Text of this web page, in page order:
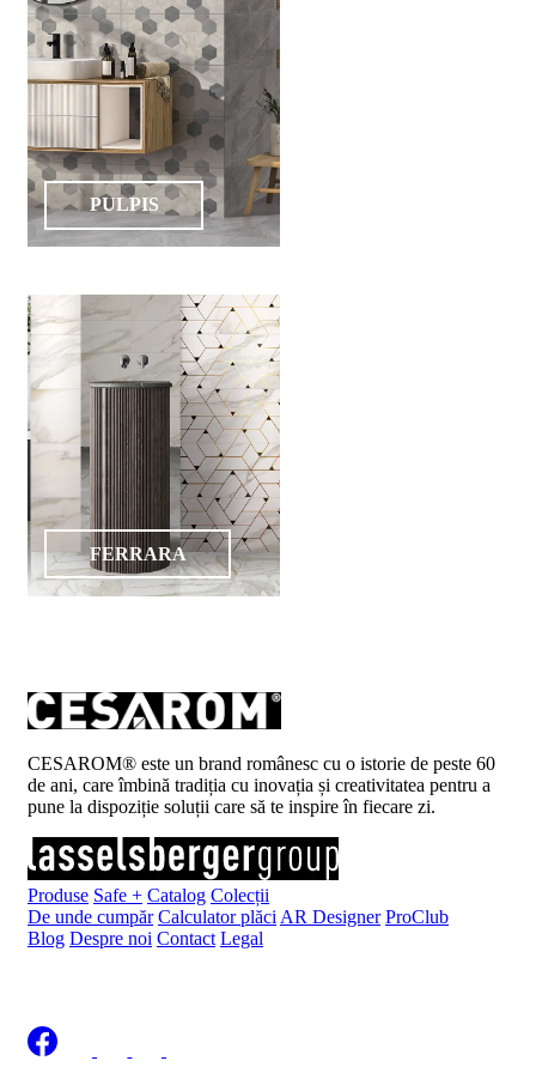
PULPIS
FERRARA
CESAROM® este un brand românesc cu o istorie de peste 60
de ani, care îmbină tradiția cu inovația și creativitatea pentru a
pune la dispoziție soluții care să te inspire în fiecare zi.
Produse Safe + Catalog Colecții
De unde cumpăr Calculator plăci AR Designer ProClub
Blog Despre noi Contact Legal